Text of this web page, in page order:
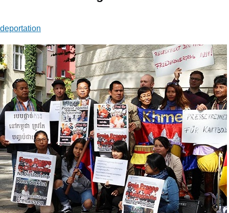
deportation